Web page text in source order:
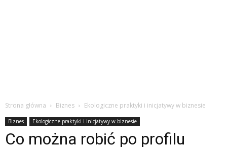
Strona główna Biznes Ekologiczne praktyki i inicjatywy w biznesie
Biznes Ekologiczne praktyki i inicjatywy w biznesie
Co można robić po profilu